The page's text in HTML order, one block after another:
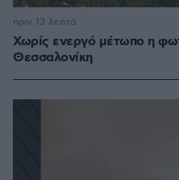
Χωρίς ενεργό μέτωπο η
Θεσσαλονίκη
πριν 13 λεπτά